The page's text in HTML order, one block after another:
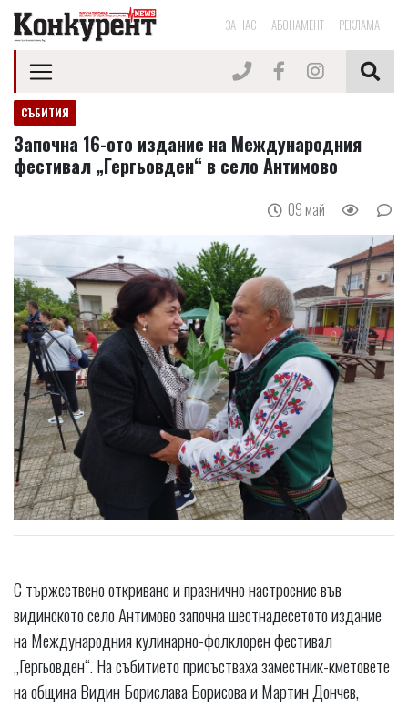
ЗА НАС АБОНАМЕНТ РЕКЛАМА
СЪБИТИЯ
Започна 16-ото издание на Международния
фестивал „Гергьовден“ в село Антимово
09 май
С тържествено откриване и празнично настроение във
видинското село Антимово започна шестнадесетото издание
на Международния кулинарно-фолклорен фестивал
„Гергьовден“. На събитието присъстваха заместник-кметовете
на община Видин Борислава Борисова и Мартин Дончев,